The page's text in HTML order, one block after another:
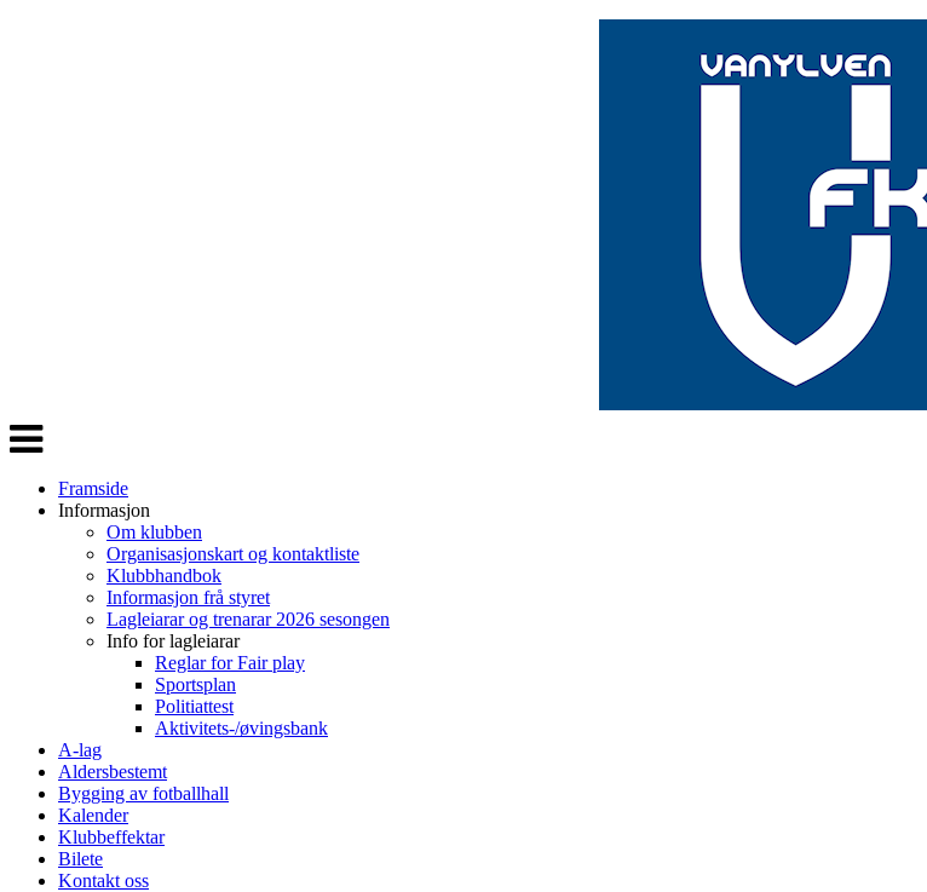
Veksle
navigasjon
Framside
Informasjon
Om klubben
Organisasjonskart og kontaktliste
Klubbhandbok
Informasjon frå styret
Lagleiarar og trenarar 2026 sesongen
Info for lagleiarar
Reglar for Fair play
Sportsplan
Politiattest
Aktivitets-/øvingsbank
A-lag
Aldersbestemt
Bygging av fotballhall
Kalender
Klubbeffektar
Bilete
Kontakt oss